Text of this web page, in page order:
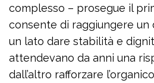
complesso – prosegue il
consente di raggiungere un
un lato dare stabilità e
attendevano da anni una
dall’altro rafforzare